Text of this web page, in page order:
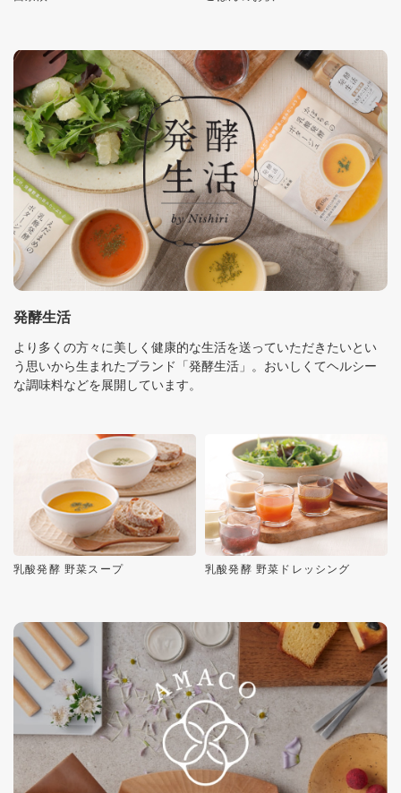
発酵生活
より多くの方々に美しく健康的な生活を送っていただきたいとい
う思いから生まれたブランド「発酵生活」。おいしくてヘルシー
な調味料などを展開しています。
乳酸発酵 野菜スープ 乳酸発酵 野菜ドレッシング